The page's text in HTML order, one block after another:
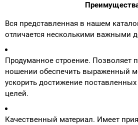
Вся представленная в нашем
отличается несколькими важными
Продуманное строение. Позволяет
ношении обеспечить выраженный
ускорить достижение
целей.
Качественный материал. Имеет
Индивидуальное изготовление